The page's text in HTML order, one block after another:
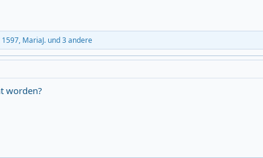
, MariaJ. und 3 andere
worden?